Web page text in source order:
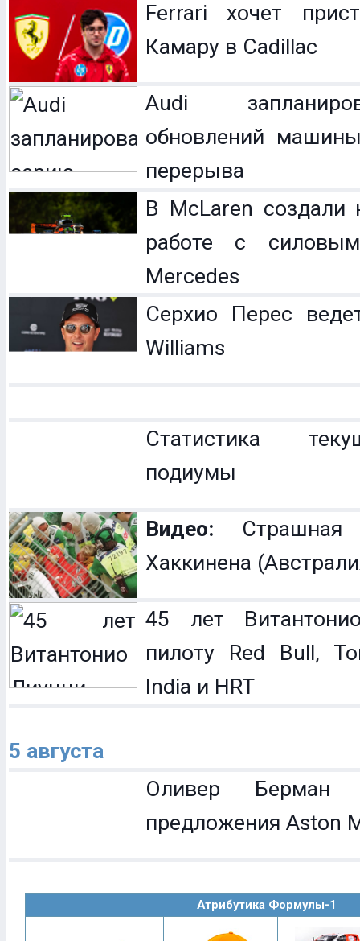
Ferrari хочет
Камару в Cadillac
Audi
обновлений
перерыва
В McLaren создали
работе с
Mercedes
Серхио Перес
Williams
Статистика
подиумы
Видео: Страшная
Хаккинена
45 лет
пилоту Red Bull,
India и HRT
5 августа
Оливер Берман
предложения Aston
Атрибутика Формулы-1